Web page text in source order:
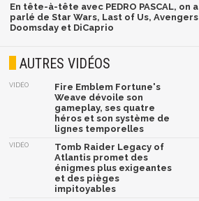
En tête-à-tête avec PEDRO PASCAL, on a
parlé de Star Wars, Last of Us, Avengers
Doomsday et DiCaprio
AUTRES VIDÉOS
VIDÉO
Fire Emblem Fortune's
Weave dévoile son
gameplay, ses quatre
héros et son système de
lignes temporelles
VIDÉO
Tomb Raider Legacy of
Atlantis promet des
énigmes plus exigeantes
et des pièges
impitoyables